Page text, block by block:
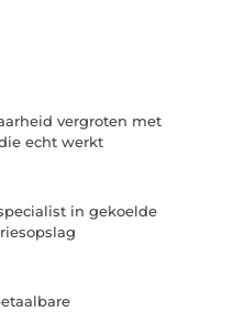
vergroten met
echt werkt
in gekoelde